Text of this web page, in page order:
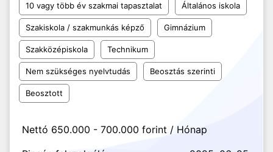
10 vagy több év szakmai tapasztalat Általános iskola
Szakiskola / szakmunkás képző Gimnázium
Szakközépiskola Technikum
Nem szükséges nyelvtudás Beosztás szerinti
Beosztott
Nettó 650.000 - 700.000 forint / Hónap